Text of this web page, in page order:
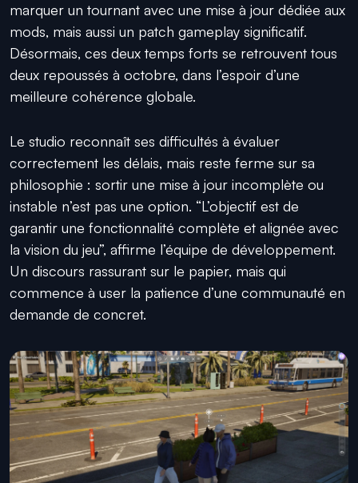
marquer un tournant avec une mise à jour dédiée aux
mods, mais aussi un patch gameplay significatif.
Désormais, ces deux temps forts se retrouvent tous
deux repoussés à octobre, dans l’espoir d’une
meilleure cohérence globale.
Le studio reconnaît ses difficultés à évaluer
correctement les délais, mais reste ferme sur sa
philosophie : sortir une mise à jour incomplète ou
instable n’est pas une option. “L’objectif est de
garantir une fonctionnalité complète et alignée avec
la vision du jeu”, affirme l’équipe de développement.
Un discours rassurant sur le papier, mais qui
commence à user la patience d’une communauté en
demande de concret.